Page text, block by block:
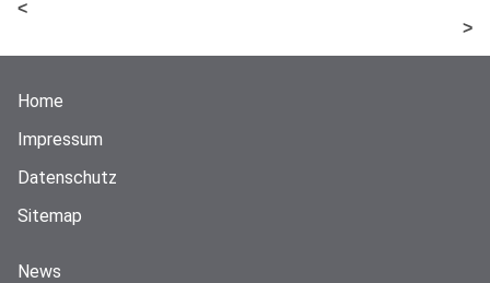
<
>
Home
Impressum
Datenschutz
Sitemap
News